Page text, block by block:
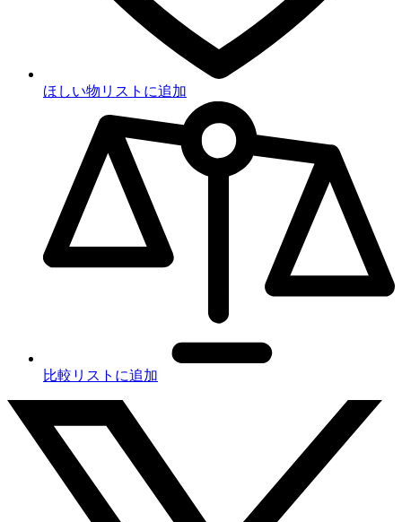
ほしい物リストに追加
比較リストに追加